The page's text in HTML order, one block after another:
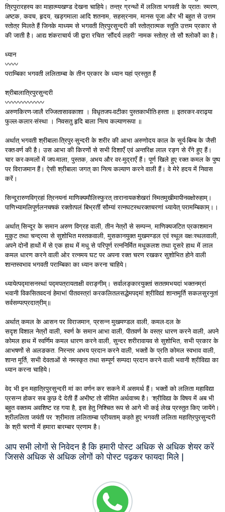
त्रिपुरारहस्य का माहात्म्यखण्ड देखना चाहिये। तन्त्र ग्रन्थों में ललिता भगवती के प्रातः स्मरण,
अष्टक, कवच, हृदय, खड्गमाला आदि शतनाम, सहस्रनाम, मानस पूजा और भी बहुत से उत्तम
स्तोत्र मिलते हैं जिनके माध्यम से भगवती त्रिपुरसुन्दरी की स्तोत्रात्मक स्तुति उत्तम प्रकार से
की जाती है। आद्य शंकराचार्य जी द्वारा रचित ‘सौंदर्य लहरी’ नामक स्तोत्र तो सौ श्लोकों का है।
ध्यान
〰〰
पराम्बिका भगवती ललिताम्बा के तीन प्रकार के ध्यान यहां प्रस्तुत हैं
श्रीबालात्रिपुरसुन्दरी
〰〰〰〰〰〰
अरुणकिरण-जालै रज्जितासावकाशा । विधृतजप-वटीका पुस्तकाभीति-हस्ता ॥ इतरकर-वराढ्या
फुल्ल-कलार-संस्था । निवसतु हृदि बाला नित्य कल्याणरूपा ॥
अर्थात् भगवती श्रीबाला-त्रिपुर-सुन्दरी के शरीर की आभा अरुणोदय काल के सूर्य-बिम्ब के जैसी
रक्त-वर्ण की है। उस आभा की किरणों से सभी दिशाएँ एवं अन्तरिक्ष लाल रङ्ग से रँगे हुए हैं।
चार कर-कमलों में जप-माला, पुस्तक, अभय और वर-मुद्राएँ हैं। पूर्ण खिले हुए रक्त कमल के पुष्प
पर विराजमान हैं। ऐसी श्रीबाला जगत् का नित्य कल्याण करने वाली हैं। वे मेरे हदय में निवास
करें।
सिन्दूरारुणविग्रहां त्रिनयनां माणिक्यमौलिस्फुरत् तारानायकशेखरां स्मितमुखीमापीनवक्षोरुहाम्।
पाणिभ्यामलिपूर्णलनचषकं रक्तोत्पलं बिभ्रतीं सौम्यां रत्नघटस्थरक्तचरणां ध्यायेत् परामम्बिकाम्।।
अर्थात् सिन्दूर के समान अरुण विग्रह वाली, तीन नेत्रों से सम्पन्न, माणिक्यजटित प्रकाशमान
मुकुट तथा चन्द्रमा से सुशोभित मस्तकवाली, मुसकानयुक्त मुखमण्डल एवं स्थूल वक्षःस्थलवाली,
अपने दोनों हाथों में से एक हाथ में मधु से परिपूर्ण रत्ननिर्मित मधूकलश तथा दूसरे हाथ में लाल
कमल धारण करने वाली ओर रत्नमय घट पर अपना रक्त चरण रखकर सुशोभित होने वाली
शान्तस्वभाव भगवती पराम्बिका का ध्यान करना चाहिये।
ध्यायेत्पद्मासनस्थां पद्मपत्रायताक्षी वराङ्गीम्। सर्वालङ्कारयुक्तां सततमभयदां भक्तनम्रां
भवानी विकसितवदनां हेमाभां पीतवस्त्रां करकलितलसद्धेमपद्मां श्रीविद्यां शान्तमूर्ति सकलसुरनुतां
सर्वसम्पत्प्रदात्रीम्॥
अर्थात् कमल के आसन पर विराजमान, प्रसन्न मुखमण्डल वाली, कमल-दल के
सदृश विशाल नेत्रों वाली, स्वर्ण के समान आभा वाली, पीतवर्ण के वस्त्र धारण करने वाली, अपने
कोमल हाथ में स्वर्णिम कमल धारण करने वाली, सुन्दर शरीरावायव से सुशोभित, सभी प्रकार के
आभषणों से अलङकत. निरन्तर अभय प्रदान करने वाली, भक्तों के प्रति कोमल स्वभाव वाली,
शान्त मूर्ति, सभी देवताओं से नमस्कृत तथा सम्पूर्ण सम्पदा प्रदान करने वाली भवानी श्रीविद्या का
ध्यान करना चाहिये।
वेद भी इन महात्रिपुरसुन्दरी मां का वर्णन कर सकने में असमर्थ हैं। भक्तों को ललिता महाविद्या
प्रसन्न होकर सब कुछ दे देती हैं अभीष्ट तो सीमित अर्थवाच्य है। ‘श्रीविद्या के विषय में अब भी
बहुत वक्तव्य अवशिष्ट रह गया है, इस हेतु निश्चित रूप से आगे भी कई लेख प्रस्तुत किए जायेंगे।
श्रीललिता जयंती पर ‘श्रीमाता ललिताम्बा प्रीयताम् कहते हुए भगवती ललिता महात्रिपुरसुन्दरी
के श्री चरणों में हमारा बारम्बार प्रणाम है।
आप सभी लोगों से निवेदन है कि हमारी पोस्ट अधिक से अधिक शेयर करें
जिससे अधिक से अधिक लोगों को पोस्ट पढ़कर फायदा मिले |